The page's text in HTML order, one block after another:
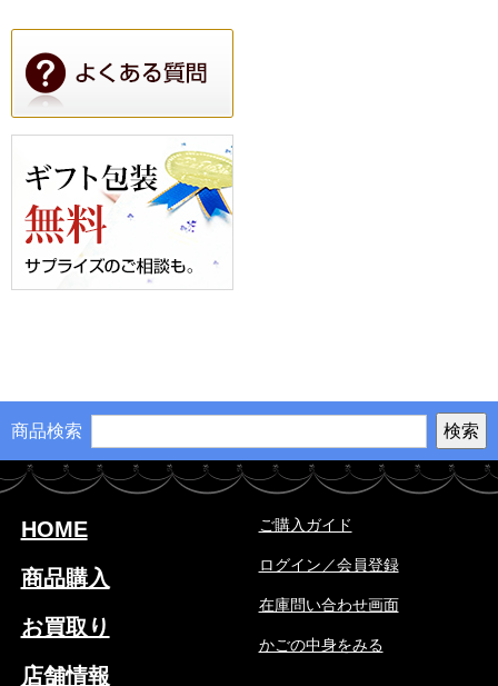
商品検索
HOME
商品購入
お買取り
店舗情報
ご購入ガイド
ログイン／会員登録
在庫問い合わせ画面
かごの中身をみる